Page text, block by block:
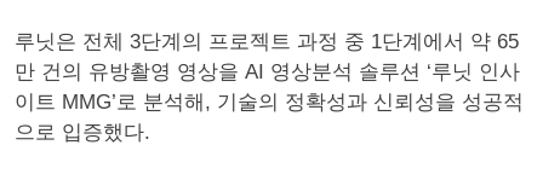
루닛은 전체 3단계의 프로젝트 과정 중 1단계에서 약 65
만 건의 유방촬영 영상을 AI 영상분석 솔루션 ‘루닛 인사
이트 MMG’로 분석해, 기술의 정확성과 신뢰성을 성공적
으로 입증했다.